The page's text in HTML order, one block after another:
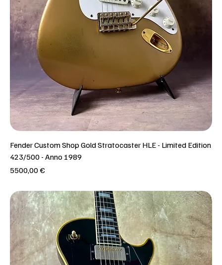
Fender Custom Shop Gold Stratocaster HLE - Limited Edition
423/500 - Anno 1989
Prezzo
5500,00 €